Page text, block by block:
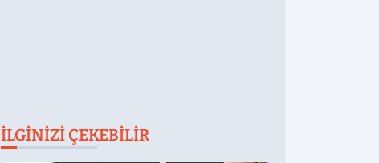
İLGINIZI ÇEKEBILIR